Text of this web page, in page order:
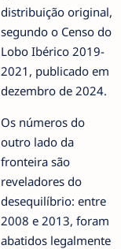
distribuição original,
segundo o Censo do
Lobo Ibérico 2019-
2021, publicado em
dezembro de 2024.
Os números do
outro lado da
fronteira são
reveladores do
desequilíbrio: entre
2008 e 2013, foram
abatidos legalmente